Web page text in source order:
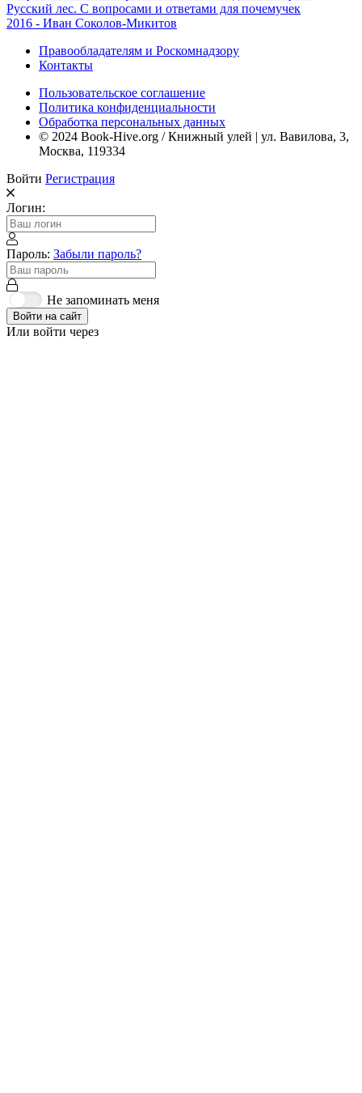
Русский лес. С вопросами и ответами для почемучек
2016 - Иван Соколов-Микитов
Правообладателям и Роскомнадзору
Контакты
Пользовательское соглашение
Политика конфиденциальности
Обработка персональных данных
© 2024 Book-Hive.org / Книжный улей | ул. Вавилова, 3,
Москва, 119334
Войти Регистрация
Логин:
Пароль: Забыли пароль?
Не запоминать меня
Войти на сайт
Или войти через